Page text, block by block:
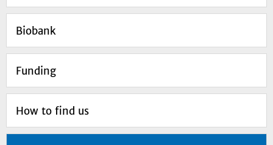
Biobank
Funding
How to find us